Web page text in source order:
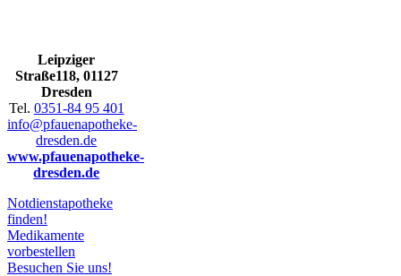
Leip­zi­ger
Straße118, 01127
Dres­den
Tel. 0351-84 95 401
info@pfauenapotheke-
dresden.de
www.pfauenapotheke-
dresden.de
Not­dienstapo­the­ke
finden!
Medi­ka­men­te
vorbestellen
Besu­chen Sie uns!